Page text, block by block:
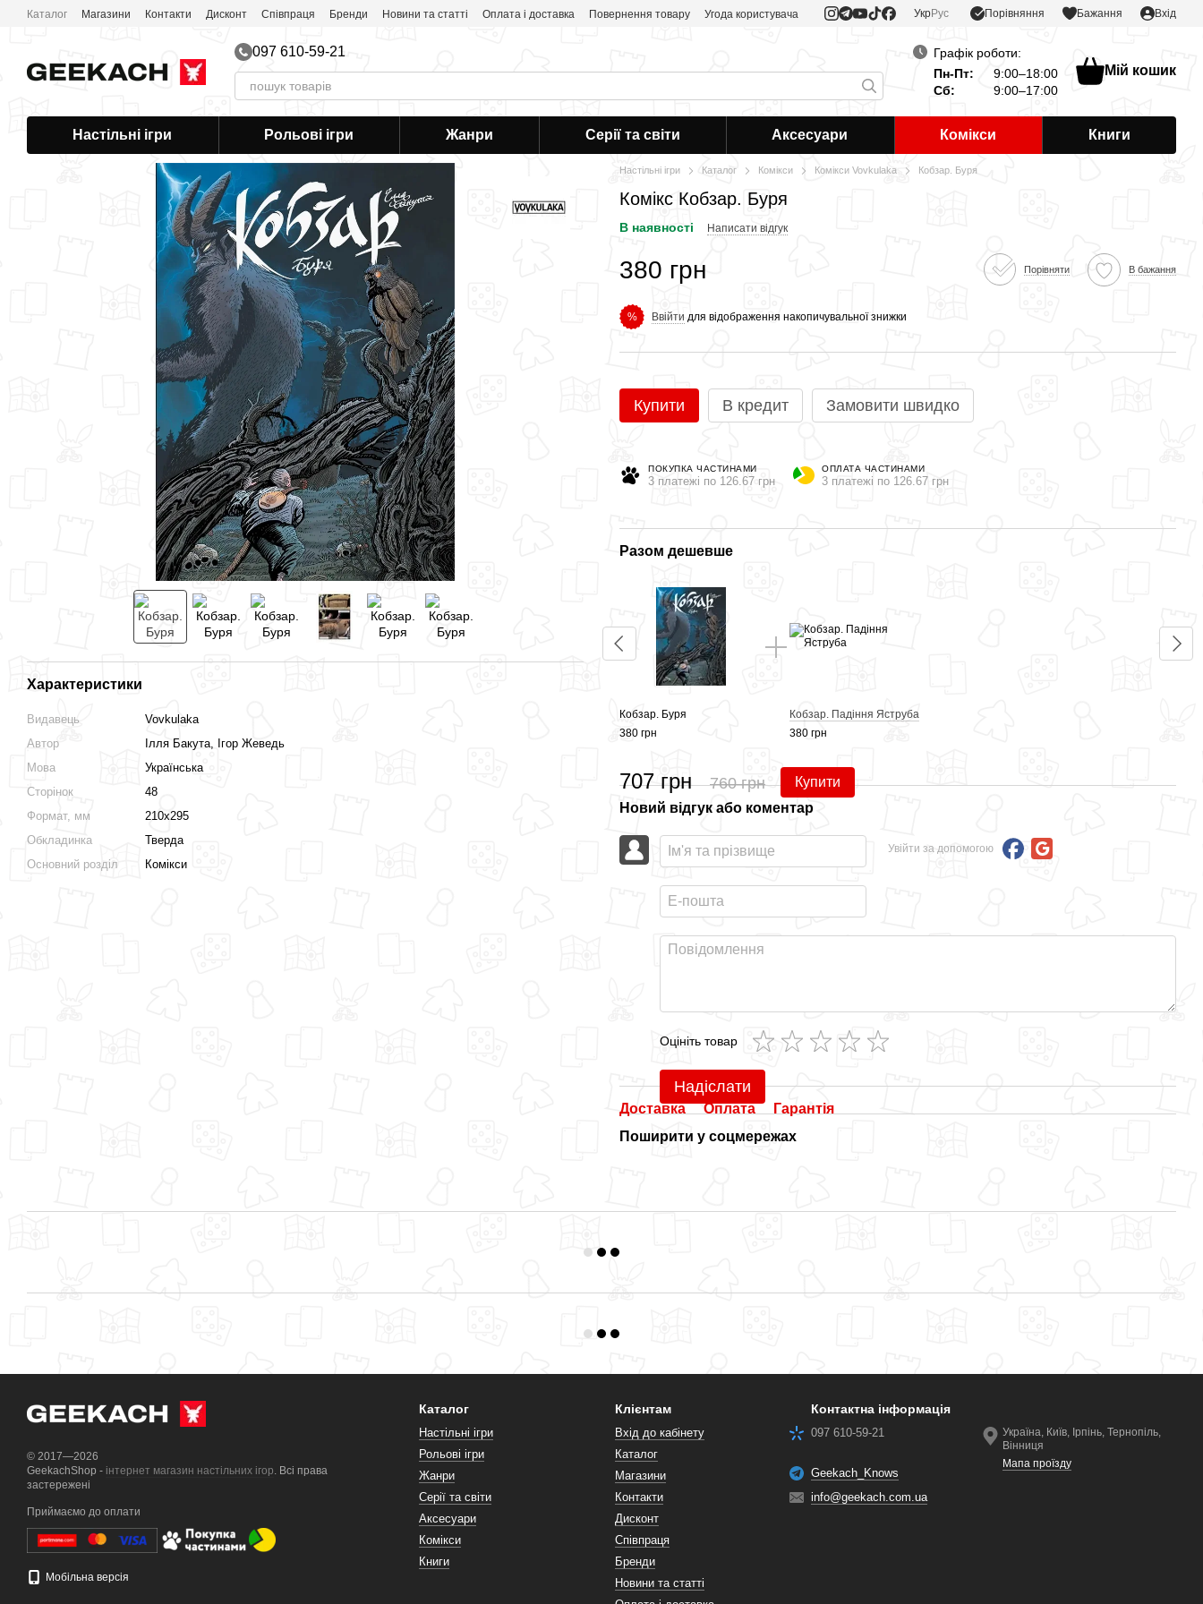
Перейти до основного контенту
Каталог Магазини Контакти Дисконт Співпраця Бренди Новини та статті Оплата і доставка Повернення товару
Угода користувача
УкрРус Порівняння Бажання Вхід
097 610-59-21
Графік роботи:
Пн-Пт:
9:00–18:00
Сб:
9:00–17:00
Мій кошик
Настільні ігри Рольові ігри Жанри Серії та світи Аксесуари Комікси Книги
Характеристики
Видавець
Vovkulaka
Автор
Ілля Бакута, Ігор Жеведь
Мова
Українська
Сторінок
48
Формат, мм
210х295
Обкладинка
Тверда
Основний розділ
Комікси
Настільні ігри Каталог Комікси Комікси Vovkulaka Кобзар. Буря
Комікс Кобзар. Буря
В наявності Написати відгук
380 грн Порівняти В бажання
% Ввійти для відображення накопичувальної знижки
Купити В кредит Замовити швидко
ПОКУПКА ЧАСТИНАМИ
3 платежі по 126.67 грн
ОПЛАТА ЧАСТИНАМИ
3 платежі по 126.67 грн
Разом дешевше
Кобзар. Буря
380 грн
Кобзар. Падіння Яструба
380 грн
707 грн 760 грн Купити
Новий відгук або коментар
Увійти за допомогою
Оцініть товар
Надіслати
Доставка Оплата
Гарантія
Поширити у соцмережах
© 2017—2026
GeekachShop - інтернет магазин настільних ігор. Всі права
застережені
Приймаємо до оплати
Мобільна версія
Каталог
Настільні ігри
Рольові ігри
Жанри
Серії та світи
Аксесуари
Комікси
Книги
Клієнтам
Вхід до кабінету
Каталог
Магазини
Контакти
Дисконт
Співпраця
Бренди
Новини та статті
Контактна інформація
097 610-59-21
Geekach_Knows
info@geekach.com.ua
Україна, Київ, Ірпінь, Тернопіль,
Вінниця
Мапа проїзду